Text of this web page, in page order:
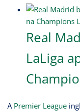
Real
LaLiga
A Premier League